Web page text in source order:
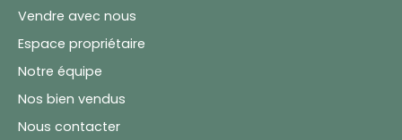
Vendre avec nous
Espace propriétaire
Notre équipe
Nos bien vendus
Nous contacter